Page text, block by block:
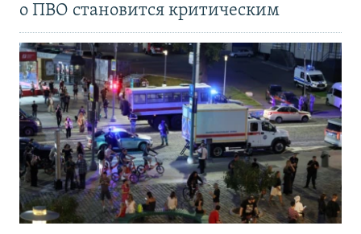
о ПВО становится критическим